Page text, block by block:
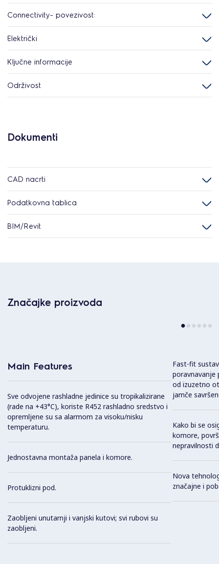
Connectivity- povezivost:
Električki
Ključne informacije
Održivost
Dokumenti
CAD nacrti
Podatkovna tablica
BIM/Revit
Značajke proizvoda
Main Features
Sve odvojene rashladne jedinice su tropikalizirane
(rade na +43°C), koriste R452 rashladno sredstvo i
opremljene su sa alarmom za visoku/nisku
temperaturu.
Jednostavna montaža panela i komore.
Protuklizni pod.
Zaobljeni unutarnji i vanjski kutovi; svi rubovi su
zaobljeni.
Fast-fit
poravnavanje
od izuzetno
jamče
Kako bi se
komore,
nepravilnosti
Nova
značajne i